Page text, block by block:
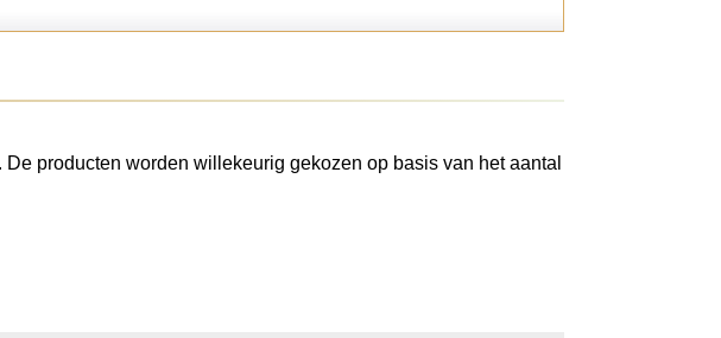
producten worden willekeurig gekozen op basis van het aantal